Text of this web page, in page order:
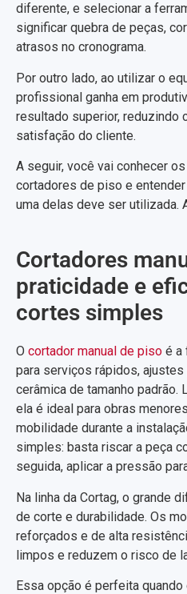
diferente, e selecionar a
significar quebra de peças,
atrasos no cronograma.
Por outro lado, ao utilizar o
profissional ganha em
resultado superior, reduzindo
satisfação do cliente.
A seguir, você vai conhecer
cortadores de piso e
uma delas deve ser utilizada.
Cortadores
praticidade e
cortes simples
O cortador manual de piso é a
para serviços rápidos,
cerâmica de tamanho padrão.
ela é ideal para obras
mobilidade durante a
simples: basta riscar a peça
seguida, aplicar a pressão
Na linha da Cortag, o grande
de corte e durabilidade. Os
reforçados e de alta
limpos e reduzem o risco de
Essa opção é perfeita